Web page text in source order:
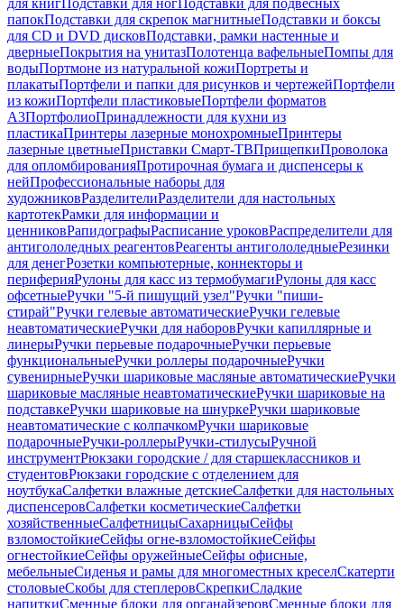
для книгПодставки для ногПодставки для подвесных
папокПодставки для скрепок магнитныеПодставки и боксы
для CD и DVD дисковПодставки, рамки настенные и
дверныеПокрытия на унитазПолотенца вафельныеПомпы для
водыПортмоне из натуральной кожиПортреты и
плакатыПортфели и папки для рисунков и чертежейПортфели
из кожиПортфели пластиковыеПортфели форматов
А3ПортфолиоПринадлежности для кухни из
пластикаПринтеры лазерные монохромныеПринтеры
лазерные цветныеПриставки Смарт-ТВПрищепкиПроволока
для опломбированияПротирочная бумага и диспенсеры к
нейПрофессиональные наборы для
художниковРазделителиРазделители для настольных
картотекРамки для информации и
ценниковРапидографыРасписание уроковРаспределители для
антигололедных реагентовРеагенты антигололедныеРезинки
для денегРозетки компьютерные, коннекторы и
периферияРулоны для касс из термобумагиРулоны для касс
офсетныеРучки "5-й пишущий узел"Ручки "пиши-
стирай"Ручки гелевые автоматическиеРучки гелевые
неавтоматическиеРучки для наборовРучки капиллярные и
линерыРучки перьевые подарочныеРучки перьевые
функциональныеРучки роллеры подарочныеРучки
сувенирныеРучки шариковые масляные автоматическиеРучки
шариковые масляные неавтоматическиеРучки шариковые на
подставкеРучки шариковые на шнуркеРучки шариковые
неавтоматические с колпачкомРучки шариковые
подарочныеРучки-роллерыРучки-стилусыРучной
инструментРюкзаки городские / для старшеклассников и
студентовРюкзаки городские с отделением для
ноутбукаСалфетки влажные детскиеСалфетки для настольных
диспенсеровСалфетки косметическиеСалфетки
хозяйственныеСалфетницыСахарницыСейфы
взломостойкиеСейфы огне-взломостойкиеСейфы
огнестойкиеСейфы оружейныеСейфы офисные,
мебельныеСиденья и рамы для многоместных креселСкатерти
столовыеСкобы для степлеровСкрепкиСладкие
напиткиСменные блоки для органайзеровСменные блоки для